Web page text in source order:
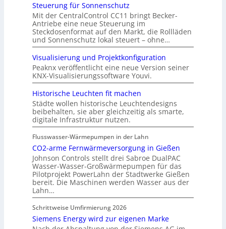
Steuerung für Sonnenschutz
Mit der CentralControl CC11 bringt Becker-
Antriebe eine neue Steuerung im
Steckdosenformat auf den Markt, die Rollläden
und Sonnenschutz lokal steuert – ohne…
Visualisierung und Projektkonfiguration
Peaknx veröffentlicht eine neue Version seiner
KNX-Visualisierungssoftware Youvi.
Historische Leuchten fit machen
Städte wollen historische Leuchtendesigns
beibehalten, sie aber gleichzeitig als smarte,
digitale Infrastruktur nutzen.
Flusswasser-Wärmepumpen in der Lahn
CO2-arme Fernwärmeversorgung in Gießen
Johnson Controls stellt drei Sabroe DualPAC
Wasser-Wasser-Großwärmepumpen für das
Pilotprojekt PowerLahn der Stadtwerke Gießen
bereit. Die Maschinen werden Wasser aus der
Lahn…
Schrittweise Umfirmierung 2026
Siemens Energy wird zur eigenen Marke